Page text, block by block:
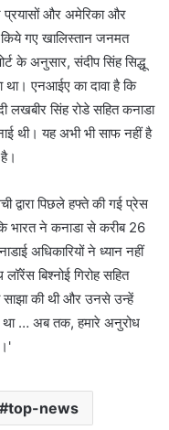
प्रयासों और अमेरिका और
गए खालिस्तान जनमत
के अनुसार, संदीप सिंह सिद्धू
था। एनआईए का दावा है कि
लखबीर सिंह रोडे सहित कनाडा
थी। यह अभी भी साफ नहीं है
द्वारा पिछले हफ्ते की गई प्रेस
भारत ने कनाडा से करीब 26
अधिकारियों ने ध्यान नहीं
बिश्नोई गिरोह सहित
साझा की थी और उनसे उन्हें
था … अब तक, हमारे अनुरोध
top-news